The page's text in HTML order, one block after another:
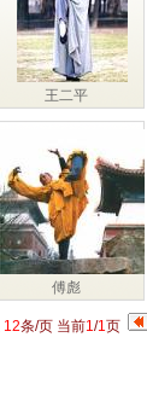
王二平
傅彪
12条/页 当前1/1页